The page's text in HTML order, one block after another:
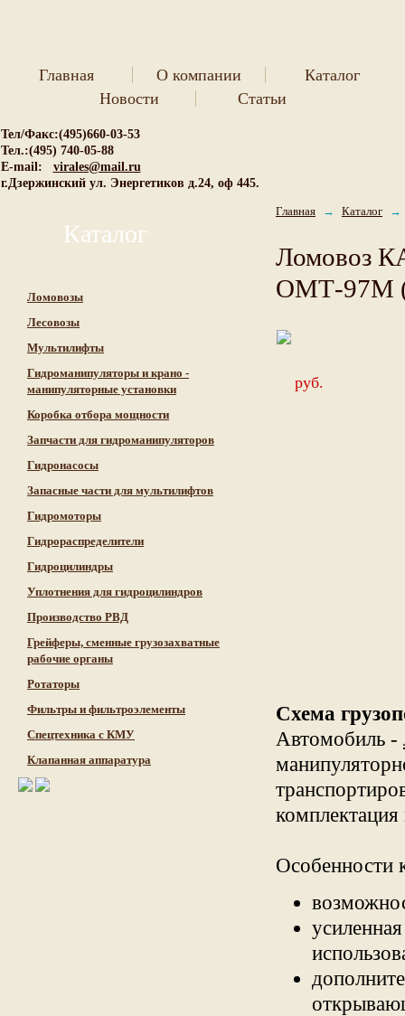
Новости Статьи
Главная О компании Каталог
Тел/Факс:(495)660-03-53
Тел.:(495) 740-05-88
E-mail:
virales@mail.ru
г.Дзержинский ул. Энергетиков д.24, оф 445.
Главная → Каталог →
Каталог
Ломовозы
Лесовозы
Мультилифты
Гидроманипуляторы и крано -
манипуляторные установки
Коробка отбора мощности
Запчасти для гидроманипуляторов
Гидронасосы
Запасные части для мультилифтов
Гидромоторы
Гидрораспределители
Гидроцилиндры
Уплотнения для гидроцилиндров
Производство РВД
Грейферы, сменные грузозахватные
рабочие органы
Ротаторы
Фильтры и фильтроэлементы
Cпецтехника с КМУ
Клапанная аппаратура
Ломовоз
ОМТ-97М
руб.
Схема
Автомобиль -
Особенности